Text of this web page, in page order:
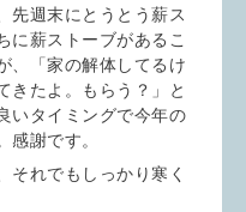
先週末にとうとう薪ス
に薪ストーブがあるこ
、「家の解体してるけ
きたよ。もらう？」と
いタイミングで今年の
謝です。
それでもしっかり寒く